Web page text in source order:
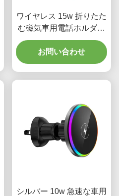
ワイヤレス 15w 折りたた
む磁気車用電話ホルダー
iPhone マグセーフ 車用
マウント充電器
お問い合わせ
シルバー 10w 急速な車用